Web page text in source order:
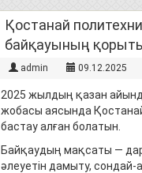
Қостанай
байқауының
admin 09.12.2025
2025 жылдың қазан
жобасы аясында
бастау алған болатын.
Байқаудың мақсаты —
әлеуетін дамыту, сондай-